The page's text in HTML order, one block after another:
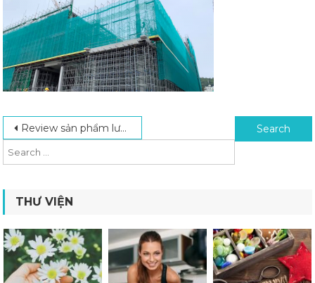
Post navigation
Review sản phẩm lưới chất lượng tại công ty Hsia Cheng Search for:
THƯ VIỆN